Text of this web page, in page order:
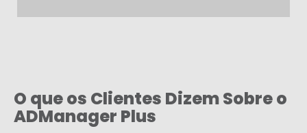
O que os Clientes Dizem Sobre o
ADManager Plus